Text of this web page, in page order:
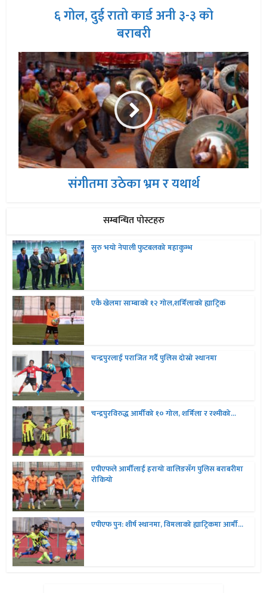
६ गोल, दुई रातो कार्ड अनी ३-३ को
बराबरी
संगीतमा उठेका भ्रम र यथार्थ
सम्बन्धित पोस्टहरु
सुरु भयो नेपाली फुटबलको महाकुम्भ
एकै खेलमा साम्बाको १२ गोल,शर्मिलाको ह्याट्रिक
चन्द्रपुरलाई पराजित गर्दै पुलिस दोस्रो स्थानमा
चन्द्रपुरविरुद्ध आर्मीको १० गोल, शर्मिला र रश्मीको...
एपीएफले आर्मीलाई हरायो वालिङसँग पुलिस बराबरीमा
रोकियो
एपीएफ पुन: शीर्ष स्थानमा, विमलाको ह्याट्रिकमा आर्मी...